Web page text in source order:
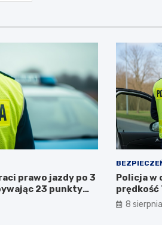
prawo jazdy po 3
23 punkty
Policja w
prędkość
8